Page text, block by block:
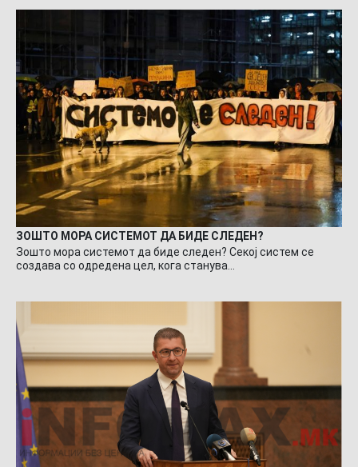
ЗОШТО МОРА СИСТЕМОТ ДА БИДЕ СЛЕДЕН?
Зошто мора системот да биде следен? Секој систем се
создава со одредена цел, кога станува…